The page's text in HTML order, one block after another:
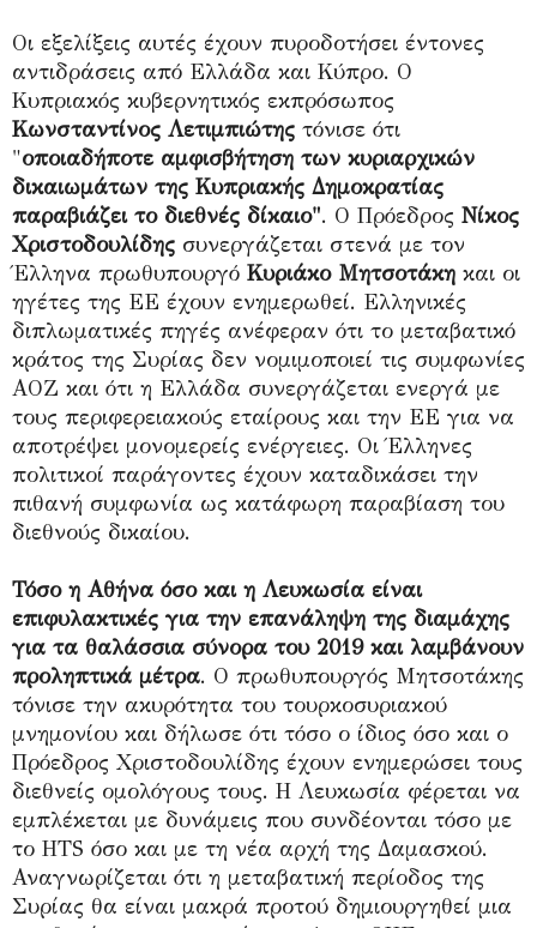
Οι εξελίξεις αυτές έχουν πυροδοτήσει έντονες
αντιδράσεις από Ελλάδα και Κύπρο. Ο
Κυπριακός κυβερνητικός εκπρόσωπος
Κωνσταντίνος Λετιμπιώτης τόνισε ότι
"οποιαδήποτε αμφισβήτηση των κυριαρχικών
δικαιωμάτων της Κυπριακής Δημοκρατίας
παραβιάζει το διεθνές δίκαιο". Ο Πρόεδρος Νίκος
Χριστοδουλίδης συνεργάζεται στενά με τον
Έλληνα πρωθυπουργό Κυριάκο Μητσοτάκη και οι
ηγέτες της ΕΕ έχουν ενημερωθεί. Ελληνικές
διπλωματικές πηγές ανέφεραν ότι το μεταβατικό
κράτος της Συρίας δεν νομιμοποιεί τις συμφωνίες
ΑΟΖ και ότι η Ελλάδα συνεργάζεται ενεργά με
τους περιφερειακούς εταίρους και την ΕΕ για να
αποτρέψει μονομερείς ενέργειες. Οι Έλληνες
πολιτικοί παράγοντες έχουν καταδικάσει την
πιθανή συμφωνία ως κατάφωρη παραβίαση του
διεθνούς δικαίου.
Τόσο η Αθήνα όσο και η Λευκωσία είναι
επιφυλακτικές για την επανάληψη της διαμάχης
για τα θαλάσσια σύνορα του 2019 και λαμβάνουν
προληπτικά μέτρα. Ο πρωθυπουργός Μητσοτάκης
τόνισε την ακυρότητα του τουρκοσυριακού
μνημονίου και δήλωσε ότι τόσο ο ίδιος όσο και ο
Πρόεδρος Χριστοδουλίδης έχουν ενημερώσει τους
διεθνείς ομολόγους τους. Η Λευκωσία φέρεται να
εμπλέκεται με δυνάμεις που συνδέονται τόσο με
το HTS όσο και με τη νέα αρχή της Δαμασκού.
Αναγνωρίζεται ότι η μεταβατική περίοδος της
Συρίας θα είναι μακρά προτού δημιουργηθεί μια